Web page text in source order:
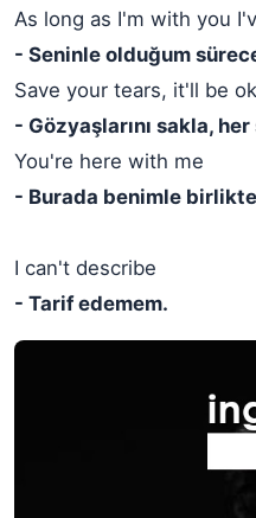
As long as I'm with you
- Seninle olduğum
Save your tears, it'll be
- Gözyaşlarını sakla,
You're here with me
- Burada benimle
I can't describe
- Tarif edemem.